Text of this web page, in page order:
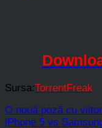
Sursa:TorrentFreak
O nouă poză cu
iPhone 5 vs